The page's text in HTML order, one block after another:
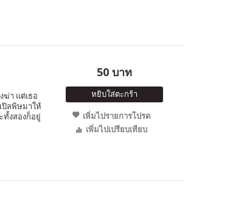
ฆ่า แต่เธอ
ปิลพิษมาให้
ทั้งสองก็อยู่
50 บาท
หยิบใส่ตะกร้า
เพิ่มไปรายการโปรด
เพิ่มไปเปรียบเทียบ